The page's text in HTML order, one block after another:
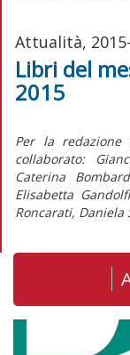
Attualità,
Libri del
2015
Per la
collaborato:
Caterina
Elisabetta
Roncarati, Daniela